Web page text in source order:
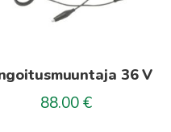
36 V
88.00 €